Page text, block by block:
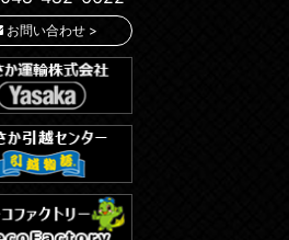
お問い合わせ >